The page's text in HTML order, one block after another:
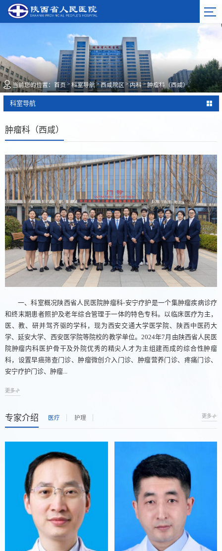
当前您的位置： 首页 > 科室导航>西咸院区 >内科 >肿瘤科（西咸）
科室导航
肿瘤科（西咸）
一、科室概况陕西省人民医院肿瘤科-安宁疗护是一个集肿瘤疾病诊疗
和终末期患者照护及老年综合管理于一体的特色专科。以临床医疗为主，
医、教、研并驾齐驱的学科，现为西安交通大学医学院、陕西中医药大
学、延安大学、西安医学院等院校的教学单位。2024年7月由陕西省人民医
院肿瘤内科医护骨干及外院优秀的精尖人才为主组建而成的综合性肿瘤
科，设置早癌筛查门诊、肿瘤微创介入门诊、肿瘤营养门诊、疼痛门诊、
安宁疗护门诊、肿瘤...
更多
专家介绍 医疗 护理 更多